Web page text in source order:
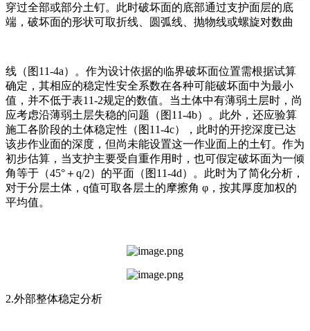
穿过全部或部分土钉。此时破坏面的底部通过支护面层的底
端，破坏面的形状可取折线、圆弧线、抛物线或螺旋对数曲
线（图11-4a）。作为设计依据的临界破坏面位置需根据试算
确定，其相应的稳定性安全系数在各种可能破坏面中为最小
值，并不低于表11-2规定的数值。当土体中有薄弱土层时，尚
应考虑沿薄弱土层失稳的问题（图11-4b）。此外，还应验算
施工各阶段的土体稳定性（图11-4c），此时的开挖深度已达
该步作业面的深度，但尚未能设置这一作业面上的土钉。作为
初步估算，当支护主要受自重作用时，也可假定破坏面为一倾
角等于（45°＋q/2）的平面（图11-4d）。此时为了简化分析，
对于分层土体，q值可取各层土的摩擦角 φ，按其厚度加权的
平均值。
2.外部整体稳定分析